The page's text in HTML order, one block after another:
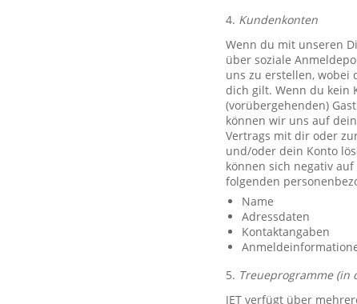
4. Kundenkonten
Wenn du mit unseren
über soziale
uns zu erstellen, wobei
dich gilt. Wenn du kein
(vorübergehenden)
können wir uns auf
Vertrags mit dir oder
und/oder dein Konto
können sich negativ
folgenden
Name
Adressdaten
Kontaktangaben
5. Treueprogramme (in
JET verfügt über